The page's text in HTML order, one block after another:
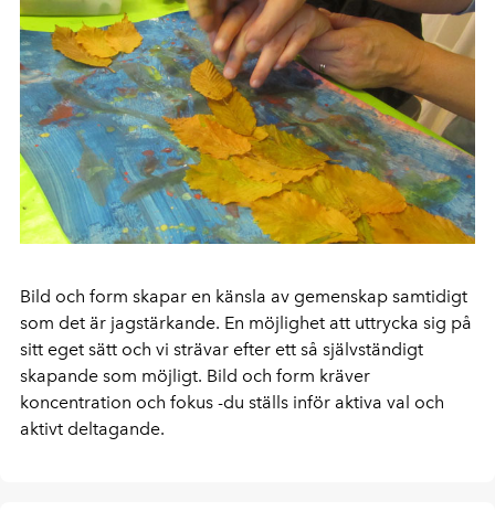
Bild och form skapar en känsla av gemenskap samtidigt
som det är jagstärkande. En möjlighet att uttrycka sig på
sitt eget sätt och vi strävar efter ett så självständigt
skapande som möjligt. Bild och form kräver
koncentration och fokus -du ställs inför aktiva val och
aktivt deltagande.